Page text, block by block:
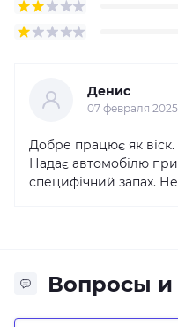
Денис
07 февраля
Добре працює як віск.
Надає автомобілю
специфічний запах.
Вопросы и